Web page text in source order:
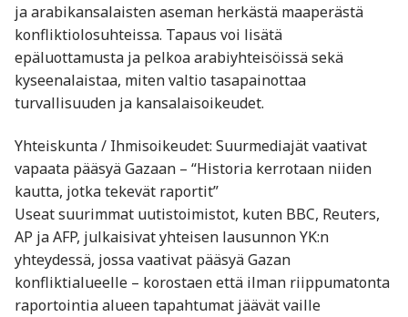
ja arabikansalaisten aseman herkästä maaperästä
konfliktiolosuhteissa. Tapaus voi lisätä
epäluottamusta ja pelkoa arabiyhteisöissä sekä
kyseenalaistaa, miten valtio tasapainottaa
turvallisuuden ja kansalaisoikeudet.
Yhteiskunta / Ihmisoikeudet: Suurmediajät vaativat
vapaata pääsyä Gazaan – “Historia kerrotaan niiden
kautta, jotka tekevät raportit”
Useat suurimmat uutistoimistot, kuten BBC, Reuters,
AP ja AFP, julkaisivat yhteisen lausunnon YK:n
yhteydessä, jossa vaativat pääsyä Gazan
konfliktialueelle – korostaen että ilman riippumatonta
raportointia alueen tapahtumat jäävät vaille